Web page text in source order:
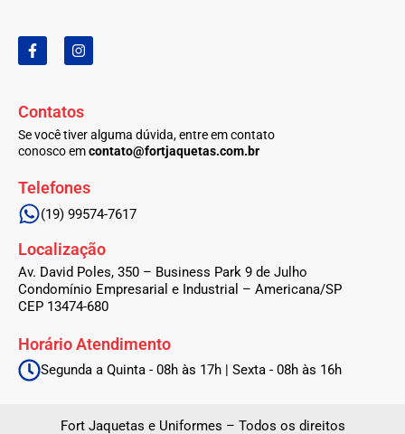
F
a
o
o
k
-
I
n
g
r
a
m
Contatos
Se você tiver alguma dúvida, entre em contato
conosco emcontato@fortjaquetas.com.br
Telefones
(19) 99574-7617
Localização
Av. David Poles, 350 – Business Park 9 de Julho
Condomínio Empresarial e Industrial – Americana/SP
CEP 13474-680
Horário Atendimento
Segunda a Quinta - 08h às 17h | Sexta - 08h às 16h
Fort Jaquetas e Uniformes – Todos os direitos